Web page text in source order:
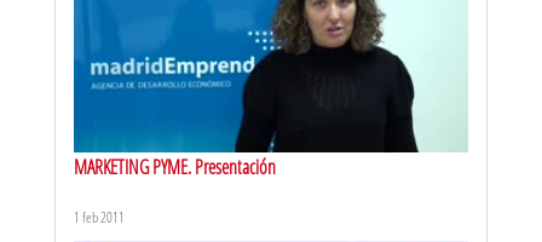
MARKETING PYME. Presentación
1 feb 2011